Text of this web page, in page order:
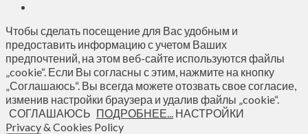
Чтобы сделать посещение для Вас удобным и
предоставить информацию с учетом Ваших
предпочтений, на этом веб-сайте используются файлы
„cookie“. Если Вы согласны с этим, нажмите на кнопку
„Соглашаюсь“. Вы всегда можете отозвать свое согласие,
изменив настройки браузера и удалив файлы „cookie“.
СОГЛАШАЮСЬ ПОДРОБНЕЕ...
НАСТРОЙКИ
Privacy & Cookies Policy